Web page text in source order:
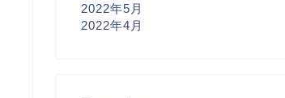
2022年5月
2022年4月